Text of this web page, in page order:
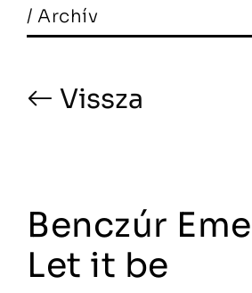
/ Archív
Vissza
Benczúr
Let it be